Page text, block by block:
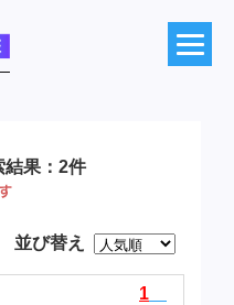
結果：2件
並び替え
1